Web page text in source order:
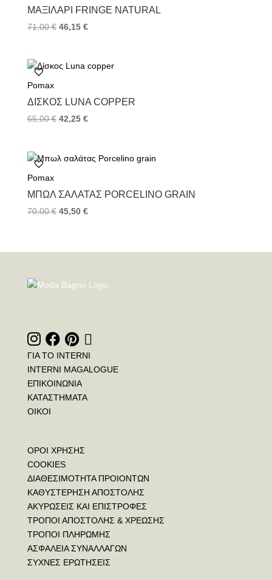
ΜΑΞΙΛΆΡΙ FRINGE NATURAL
71,00€ 46,15 €
Pomax
ΔΊΣΚΟΣ LUNA COPPER
65,00€ 42,25 €
Pomax
ΜΠΩΛ ΣΑΛΆΤΑΣ PORCELINO GRAIN
70,00€ 45,50 €
ΓΙΑ ΤΟ INTERNI
INTERNI MAGALOGUE
ΕΠΙΚΟΙΝΩΝΙΑ
ΚΑΤΑΣΤΗΜΑΤΑ
ΟΙΚΟΙ
ΟΡΟΙ ΧΡΗΣΗΣ
COOKIES
ΔΙΑΘΕΣΙΜΟΤΗΤΑ ΠΡΟΙΟΝΤΩΝ
ΚΑΘΥΣΤΕΡΗΣΗ ΑΠΟΣΤΟΛΗΣ
ΑΚΥΡΩΣΕΙΣ ΚΑΙ ΕΠΙΣΤΡΟΦΕΣ
ΤΡΟΠΟΙ ΑΠΟΣΤΟΛΗΣ & ΧΡΕΩΣΗΣ
ΤΡΟΠΟΙ ΠΛΗΡΩΜΗΣ
ΑΣΦΑΛΕΙΑ ΣΥΝΑΛΛΑΓΩΝ
ΣΥΧΝΕΣ ΕΡΩΤΗΣΕΙΣ